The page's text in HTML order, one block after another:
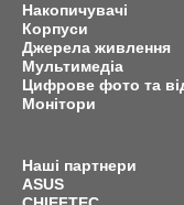
Накопичувачі
Корпуси
Джерела живлення
Мультимедіа
Цифрове фото та
Монітори
Наші партнери
ASUS